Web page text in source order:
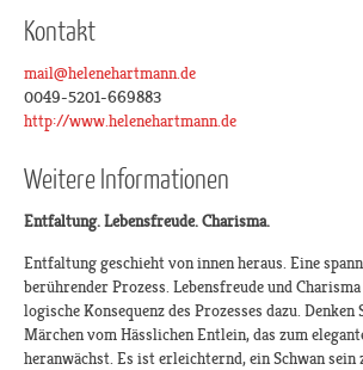
Kontakt
mail@helenehartmann.de
0049-5201-669883
http://www.helenehartmann.de
Weitere Informationen
Entfaltung. Lebensfreude. Charisma.
Entfaltung geschieht von innen heraus. Eine
berührender Prozess. Lebensfreude und
logische Konsequenz des Prozesses dazu. Denken
Märchen vom Hässlichen Entlein, das zum
heranwächst. Es ist erleichternd, ein Schwan